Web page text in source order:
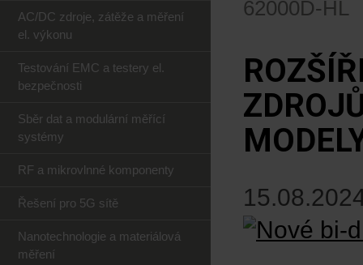
62000D-HL
AC/DC zdroje, zátěže a měření
el. výkonu
Testování EMC a testery el.
bezpečnosti
Sběr dat a modulární měřící
systémy
RF a mikrovlnné komponenty
Řešení pro 5G sítě
Nanotechnologie a materiálová
měření